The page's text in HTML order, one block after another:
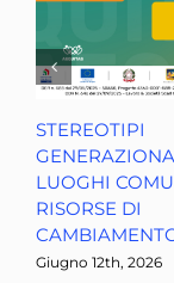
STEREOTIPI
LUOGHI
RISORSE DI
Giugno 12th, 2026